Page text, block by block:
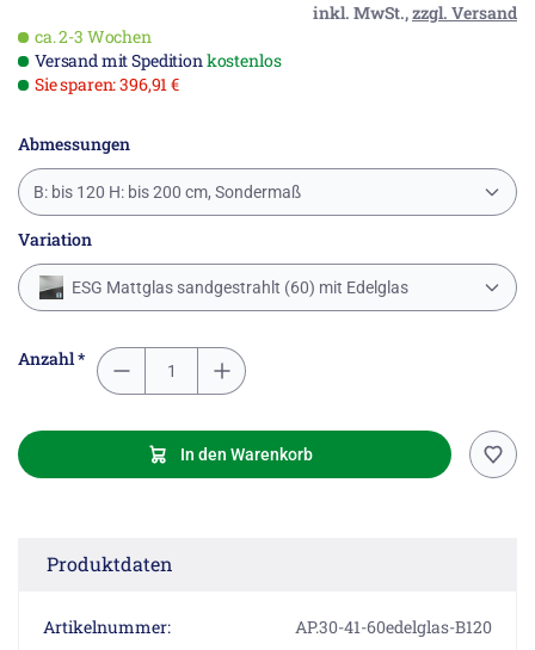
inkl. MwSt.,zzgl. Versand
ca. 2-3 Wochen
Versand mit Speditionkostenlos
Sie sparen: 396,91 €
Abmessungen
B: bis 120 H: bis 200 cm, Sondermaß
Variation
ESG Mattglas sandgestrahlt (60) mit Edelglas
Anzahl *
In den Warenkorb
Produktdaten
Artikelnummer: AP.30-41-60edelglas-B120